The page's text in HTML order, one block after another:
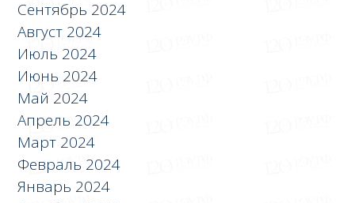
Сентябрь 2024
Август 2024
Июль 2024
Июнь 2024
Май 2024
Апрель 2024
Март 2024
Февраль 2024
Январь 2024